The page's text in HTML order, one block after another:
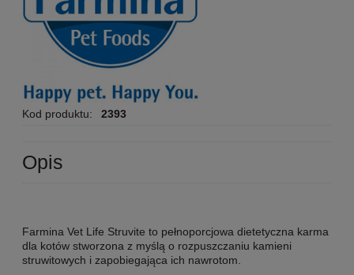
Kod produktu: 2393
Opis
Farmina Vet Life Struvite to pełnoporcjowa dietetyczna karma
dla kotów stworzona z myślą o rozpuszczaniu kamieni
struwitowych i zapobiegająca ich nawrotom.